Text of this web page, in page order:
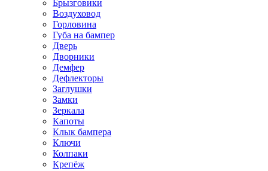
Брызговики
Воздуховод
Горловина
Губа на бампер
Дверь
Дворники
Демфер
Дефлекторы
Заглушки
Замки
Зеркала
Капоты
Клык бампера
Ключи
Колпаки
Крепёж